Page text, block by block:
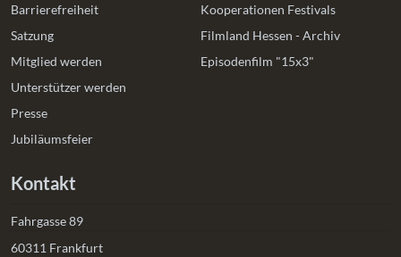
Barrierefreiheit
Satzung
Mitglied werden
Unterstützer werden
Presse
Jubiläumsfeier
Kooperationen Festivals
Filmland Hessen - Archiv
Episodenfilm "15x3"
Kontakt
Fahrgasse 89
60311 Frankfurt